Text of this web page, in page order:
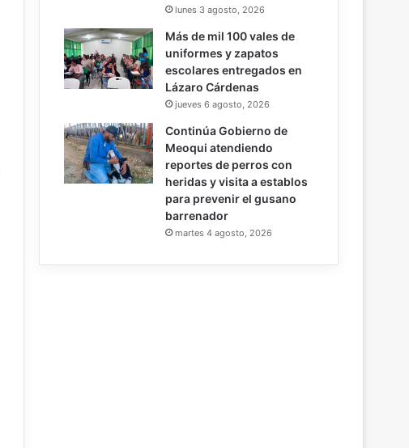
lunes 3 agosto, 2026
Más de mil 100 vales de
uniformes y zapatos
escolares entregados en
Lázaro Cárdenas
jueves 6 agosto, 2026
Continúa Gobierno de
Meoqui atendiendo
reportes de perros con
heridas y visita a establos
para prevenir el gusano
barrenador
martes 4 agosto, 2026